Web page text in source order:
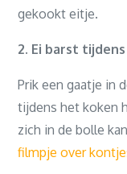
gekookt eitje.
2. Ei barst
Prik een gaatje in
tijdens het koken
zich in de bolle
filmpje over